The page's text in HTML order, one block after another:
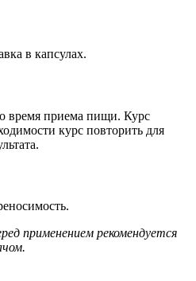
в капсулах.
время приема пищи. Курс
курс повторить для
применением рекомендуется